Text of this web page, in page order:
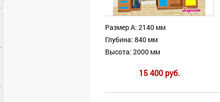
Размер А: 2140 мм
Глубина: 840 мм
Высота: 2000 мм
15 400 руб.